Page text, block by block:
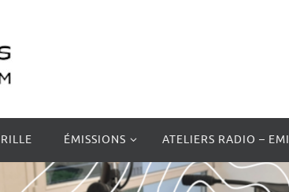
ÉMISSIONS ATELIERS RADIO – EMI